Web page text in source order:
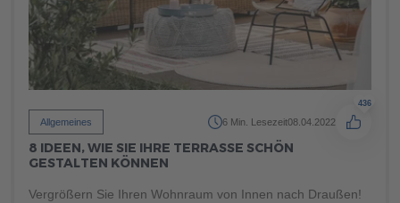
Allgemeines 6 Min. Lesezeit08.04.2022
436
8 IDEEN, WIE SIE IHRE TERRASSE SCHÖN
GESTALTEN KÖNNEN
Vergrößern Sie Ihren Wohnraum von Innen nach Draußen!